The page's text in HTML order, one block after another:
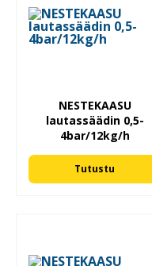
NESTEKAASU
lautassäädin 0,5-
4bar/12kg/h
Tutustu